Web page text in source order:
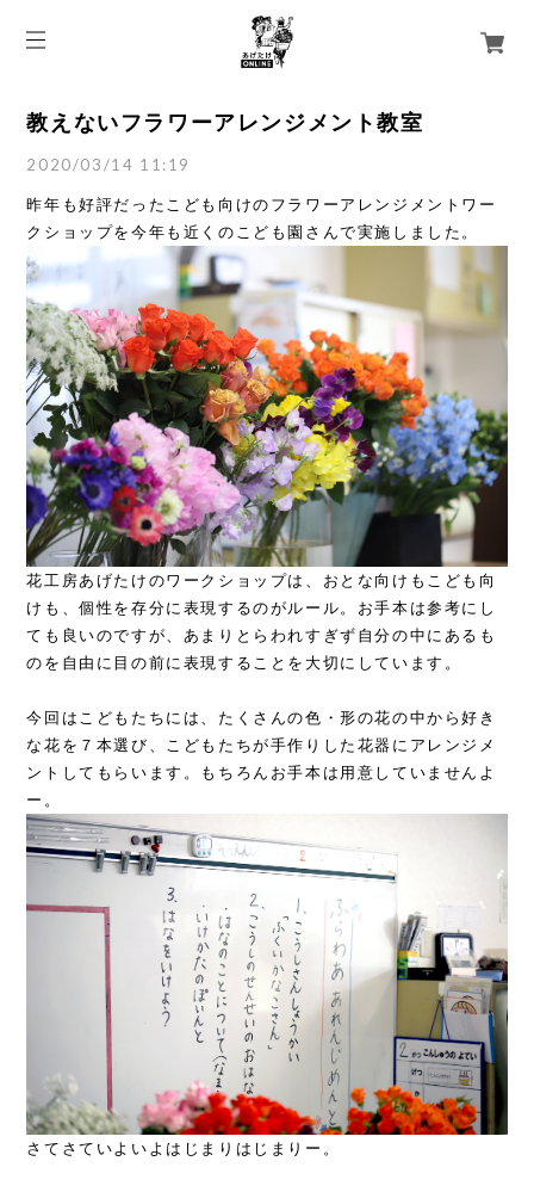
教えないフラワーアレンジメント教室
2020/03/14 11:19
昨年も好評だったこども向けのフラワーアレンジメントワー
クショップを今年も近くのこども園さんで実施しました。
花工房あげたけのワークショップは、おとな向けもこども向
けも、個性を存分に表現するのがルール。お手本は参考にし
ても良いのですが、あまりとらわれすぎず自分の中にあるも
のを自由に目の前に表現することを大切にしています。
今回はこどもたちには、たくさんの色・形の花の中から好き
な花を７本選び、こどもたちが手作りした花器にアレンジメ
ントしてもらいます。もちろんお手本は用意していませんよ
ー。
さてさていよいよはじまりはじまりー。